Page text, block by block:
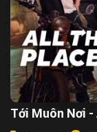
Tới Muôn Nơi